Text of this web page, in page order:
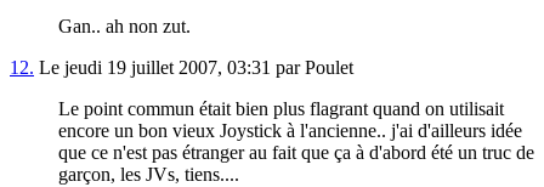
Gan.. ah non zut.
12. Le jeudi 19 juillet 2007, 03:31 par Poulet
Le point commun était bien plus flagrant quand on utilisait
encore un bon vieux Joystick à l'ancienne.. j'ai d'ailleurs idée
que ce n'est pas étranger au fait que ça à d'abord été un truc de
garçon, les JVs, tiens....